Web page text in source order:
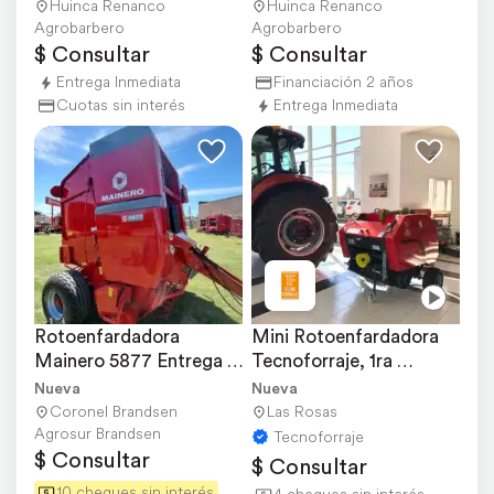
Huinca Renanco
Agrobarbero
$ Consultar
Entrega Inmediata
Cuotas sin interés
Huinca Renanco
Agrobarbero
$ Consultar
Financiación 2 años
Entrega Inmediata
Rotoenfardadora
Mainero 5877 Entrega
Inmediata
Nueva
Coronel Brandsen
Agrosur Brandsen
$ Consultar
Mini Rotoenfardadora
Tecnoforraje, 1ra
Calidad y Garantía
Nueva
Las Rosas
Tecnoforraje
$ Consultar